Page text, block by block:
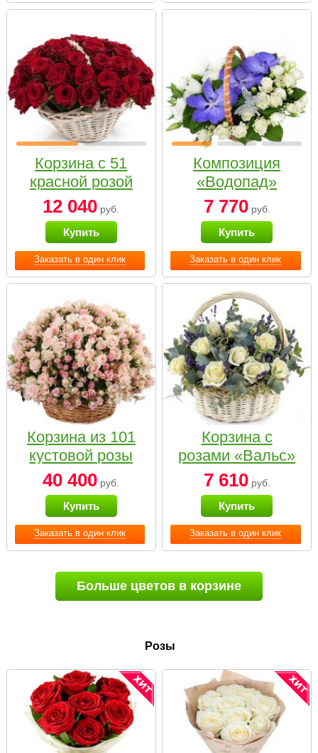
Заказать в один клик
Корзина с 51
красной розой
12 040 руб.
Купить
Заказать в один клик
Композиция
«Водопад»
7 770руб.
Купить
Заказать в один клик
Корзина из 101
кустовой розы
нежных тонов
40 400 руб.
Купить
Заказать в один клик
Корзина с
розами «Вальс»
7 610руб.
Купить
Больше цветов в корзине
Розы